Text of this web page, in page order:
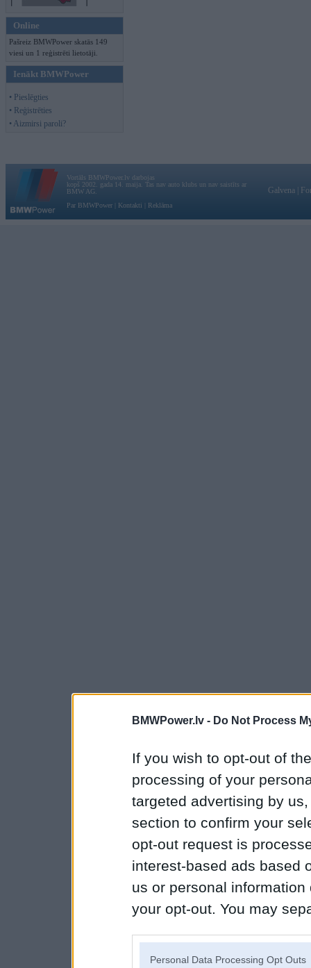
BMWPower.lv - Do Not Process
If you wish to opt-out of
processing of your
targeted advertising by
section to confirm your
opt-out request is
interest-based ads based
us or personal
your opt-out. You may
Personal Data Processing Opt Outs
Online
Pašreiz BMWPower skatās 149
viesi un 1 reģistrēti lietotāji.
Ienākt BMWPower
• Pieslēgties
• Reģistrēties
• Aizmirsi paroli?
Vortāls BMWPower.lv darbojas
kopš 2002. gada 14. maija. Tas nav auto klubs un nav saistīts ar
BMW AG.
Par BMWPower
Kontakti Reklāma
Galvena